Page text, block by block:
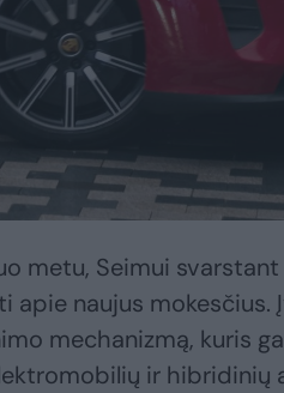
metu, Seimui
apie naujus
mechanizmą, kuris
ir hibridinių